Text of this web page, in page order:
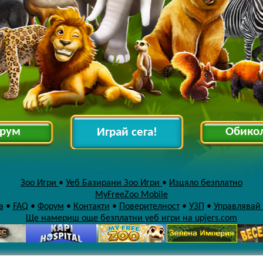
Играй сега!
Зоо Игри • Уеб Базирани Зоо Игри • Изцяло безплатно
MyFreeZoo Mobile
• FAQ • Форум • Контакти • Поверителност• УЗП • Управлявай
Ще намериш още безплатни уеб игри на upjers.com